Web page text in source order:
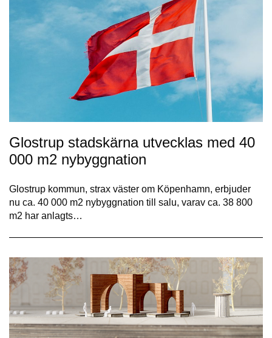
Glostrup stadskärna utvecklas med 40
000 m2 nybyggnation
Glostrup kommun, strax väster om Köpenhamn, erbjuder
nu ca. 40 000 m2 nybyggnation till salu, varav ca. 38 800
m2 har anlagts…